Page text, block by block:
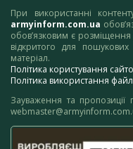
При використанні
armyinform.com.ua
обов’язковим є
відкритого для
матеріал.
Політика користування
Політика використання
Зауваження та пропозиції